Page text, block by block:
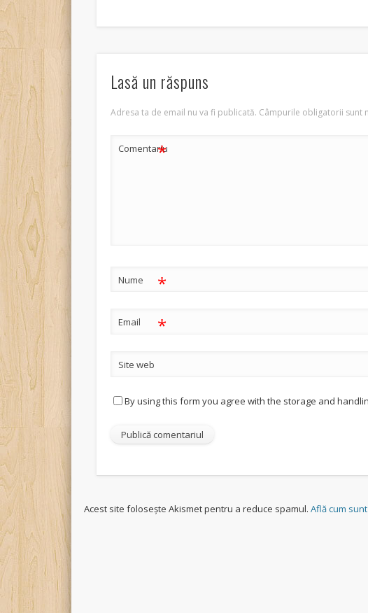
Lasă un răspuns
Adresa ta de email nu va fi publicată. Câmpurile obligatorii sunt
Comentariu
*
Nume *
Email *
Site web
By using this form you agree with the storage and
Acest site folosește Akismet pentru a reduce spamul.Află cum